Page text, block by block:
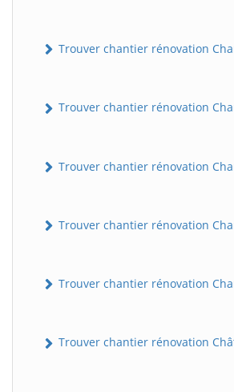
Trouver chantier rénovation
Trouver chantier rénovation
Trouver chantier rénovation
Trouver chantier rénovation
Trouver chantier rénovation
Trouver chantier rénovation